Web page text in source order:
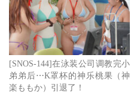
[SNOS-144]在泳装公司调教完小
弟弟后⋯K罩杯的神乐桃果（神
楽ももか）引退了！